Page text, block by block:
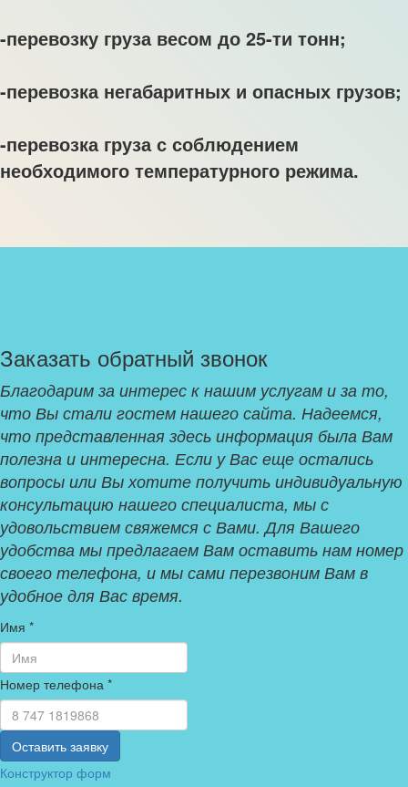
-перевозку груза весом до 25-ти тонн;
-перевозка негабаритных и опасных грузов;
-перевозка груза с соблюдением
необходимого температурного режима.
Заказать обратный звонок
Благодарим за интерес к нашим услугам и за то,
что Вы стали гостем нашего сайта. Надеемся,
что представленная здесь информация была Вам
полезна и интересна. Если у Вас еще остались
вопросы или Вы хотите получить индивидуальную
консультацию нашего специалиста, мы с
удовольствием свяжемся с Вами. Для Вашего
удобства мы предлагаем Вам оставить нам номер
своего телефона, и мы сами перезвоним Вам в
удобное для Вас время.
Имя *
Номер телефона *
Конструктор форм